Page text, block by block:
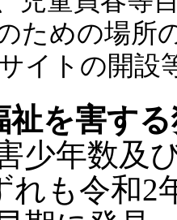
ための場所
イトの開設
を害する
少年数及
れも令和2